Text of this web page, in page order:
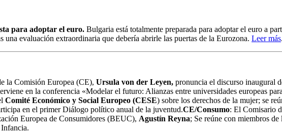
para adoptar el euro. Bulgaria está totalmente preparada para adoptar el euro a
una evaluación extraordinaria que debería abrirle las puertas de la Eurozona. Leer más.
la Comisión Europea (CE), Ursula von der Leyen, pronuncia el discurso inaugural
en la conferencia «Modelar el futuro: Alianzas entre universidades europeas
Comité Económico y Social Europeo (CESE) sobre los derechos de la mujer; se
en el primer Diálogo político anual de la juventud.CE/Consumo: El Comisario
Europea de Consumidores (BEUC), Agustín Reyna; Se reúne con miembros